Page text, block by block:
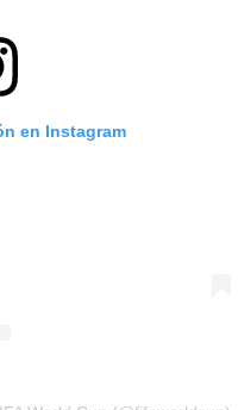
en Instagram